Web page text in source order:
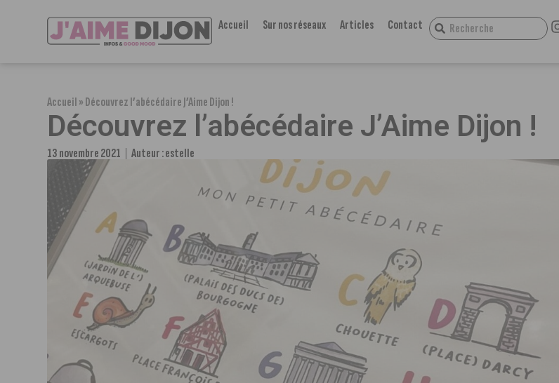
Accueil Sur nos réseaux Articles Contact
Accueil»Découvrez l’abécédaire J’Aime Dijon !
Découvrez l’abécédaire J’Aime Dijon !
13 novembre 2021 Auteur :estelle